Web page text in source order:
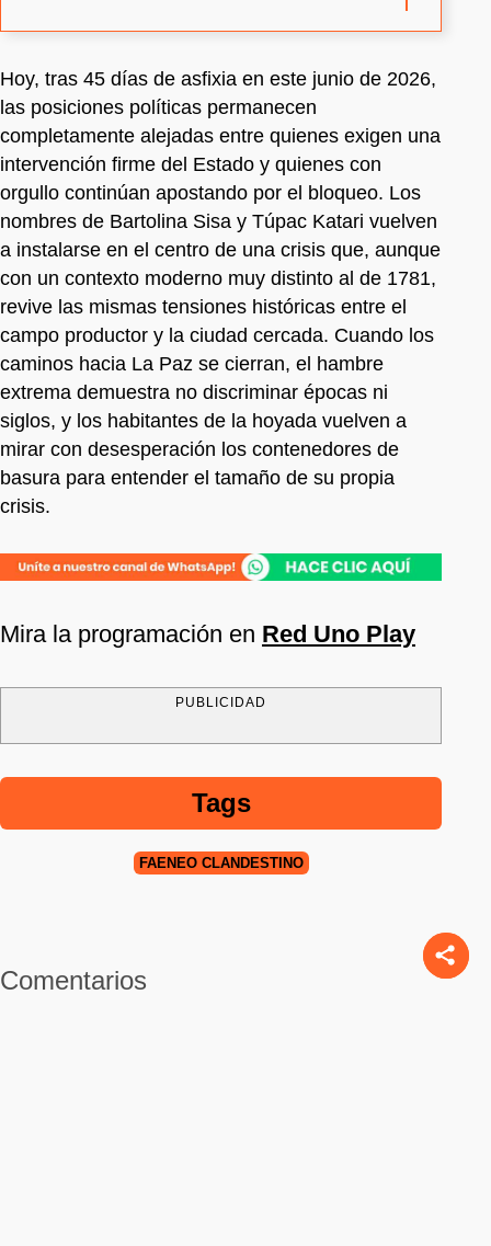
Hoy, tras 45 días de asfixia en este junio de 2026,
las posiciones políticas permanecen
completamente alejadas entre quienes exigen una
intervención firme del Estado y quienes con
orgullo continúan apostando por el bloqueo. Los
nombres de Bartolina Sisa y Túpac Katari vuelven
a instalarse en el centro de una crisis que, aunque
con un contexto moderno muy distinto al de 1781,
revive las mismas tensiones históricas entre el
campo productor y la ciudad cercada. Cuando los
caminos hacia La Paz se cierran, el hambre
extrema demuestra no discriminar épocas ni
siglos, y los habitantes de la hoyada vuelven a
mirar con desesperación los contenedores de
basura para entender el tamaño de su propia
crisis.
Mira la programación en Red Uno Play
PUBLICIDAD
Tags
FAENEO CLANDESTINO
Comentarios